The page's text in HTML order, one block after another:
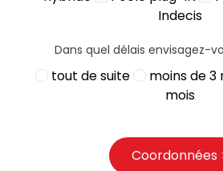
Indecis
Dans quel délais envisagez-
tout de suite moins de 3
mois
Coordonnées